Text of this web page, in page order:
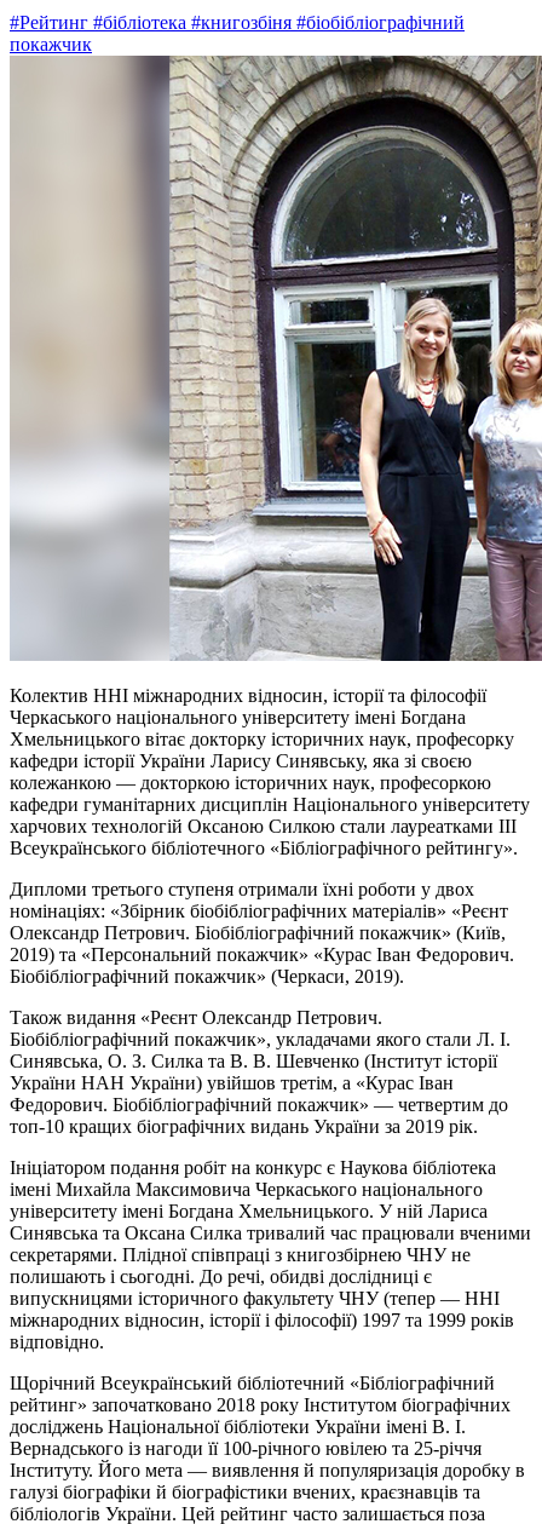
#Рейтинг #бібліотека #книгозбіня #біобібліографічний
покажчик
Колектив ННІ міжнародних відносин, історії та філософії
Черкаського національного університету імені Богдана
Хмельницького вітає докторку історичних наук, професорку
кафедри історії України Ларису Синявську, яка зі своєю
колежанкою — докторкою історичних наук, професоркою
кафедри гуманітарних дисциплін Національного університету
харчових технологій Оксаною Силкою стали лауреатками ІІІ
Всеукраїнського бібліотечного «Бібліографічного рейтингу».
Дипломи третього ступеня отримали їхні роботи у двох
номінаціях: «Збірник біобібліографічних матеріалів» «Реєнт
Олександр Петрович. Біобібліографічний покажчик» (Київ,
2019) та «Персональний покажчик» «Курас Іван Федорович.
Біобібліографічний покажчик» (Черкаси, 2019).
Також видання «Реєнт Олександр Петрович.
Біобібліографічний покажчик», укладачами якого стали Л. І.
Синявська, О. З. Силка та В. В. Шевченко (Інститут історії
України НАН України) увійшов третім, а «Курас Іван
Федорович. Біобібліографічний покажчик» — четвертим до
топ-10 кращих біографічних видань України за 2019 рік.
Ініціатором подання робіт на конкурс є Наукова бібліотека
імені Михайла Максимовича Черкаського національного
університету імені Богдана Хмельницького. У ній Лариса
Синявська та Оксана Силка тривалий час працювали вченими
секретарями. Плідної співпраці з книгозбірнею ЧНУ не
полишають і сьогодні. До речі, обидві дослідниці є
випускницями історичного факультету ЧНУ (тепер — ННІ
міжнародних відносин, історії і філософії) 1997 та 1999 років
відповідно.
Щорічний Всеукраїнський бібліотечний «Бібліографічний
рейтинг» започатковано 2018 року Інститутом біографічних
досліджень Національної бібліотеки України імені В. І.
Вернадського із нагоди її 100-річного ювілею та 25-річчя
Інституту. Його мета — виявлення й популяризація доробку в
галузі біографіки й біографістики вчених, краєзнавців та
бібліологів України. Цей рейтинг часто залишається поза